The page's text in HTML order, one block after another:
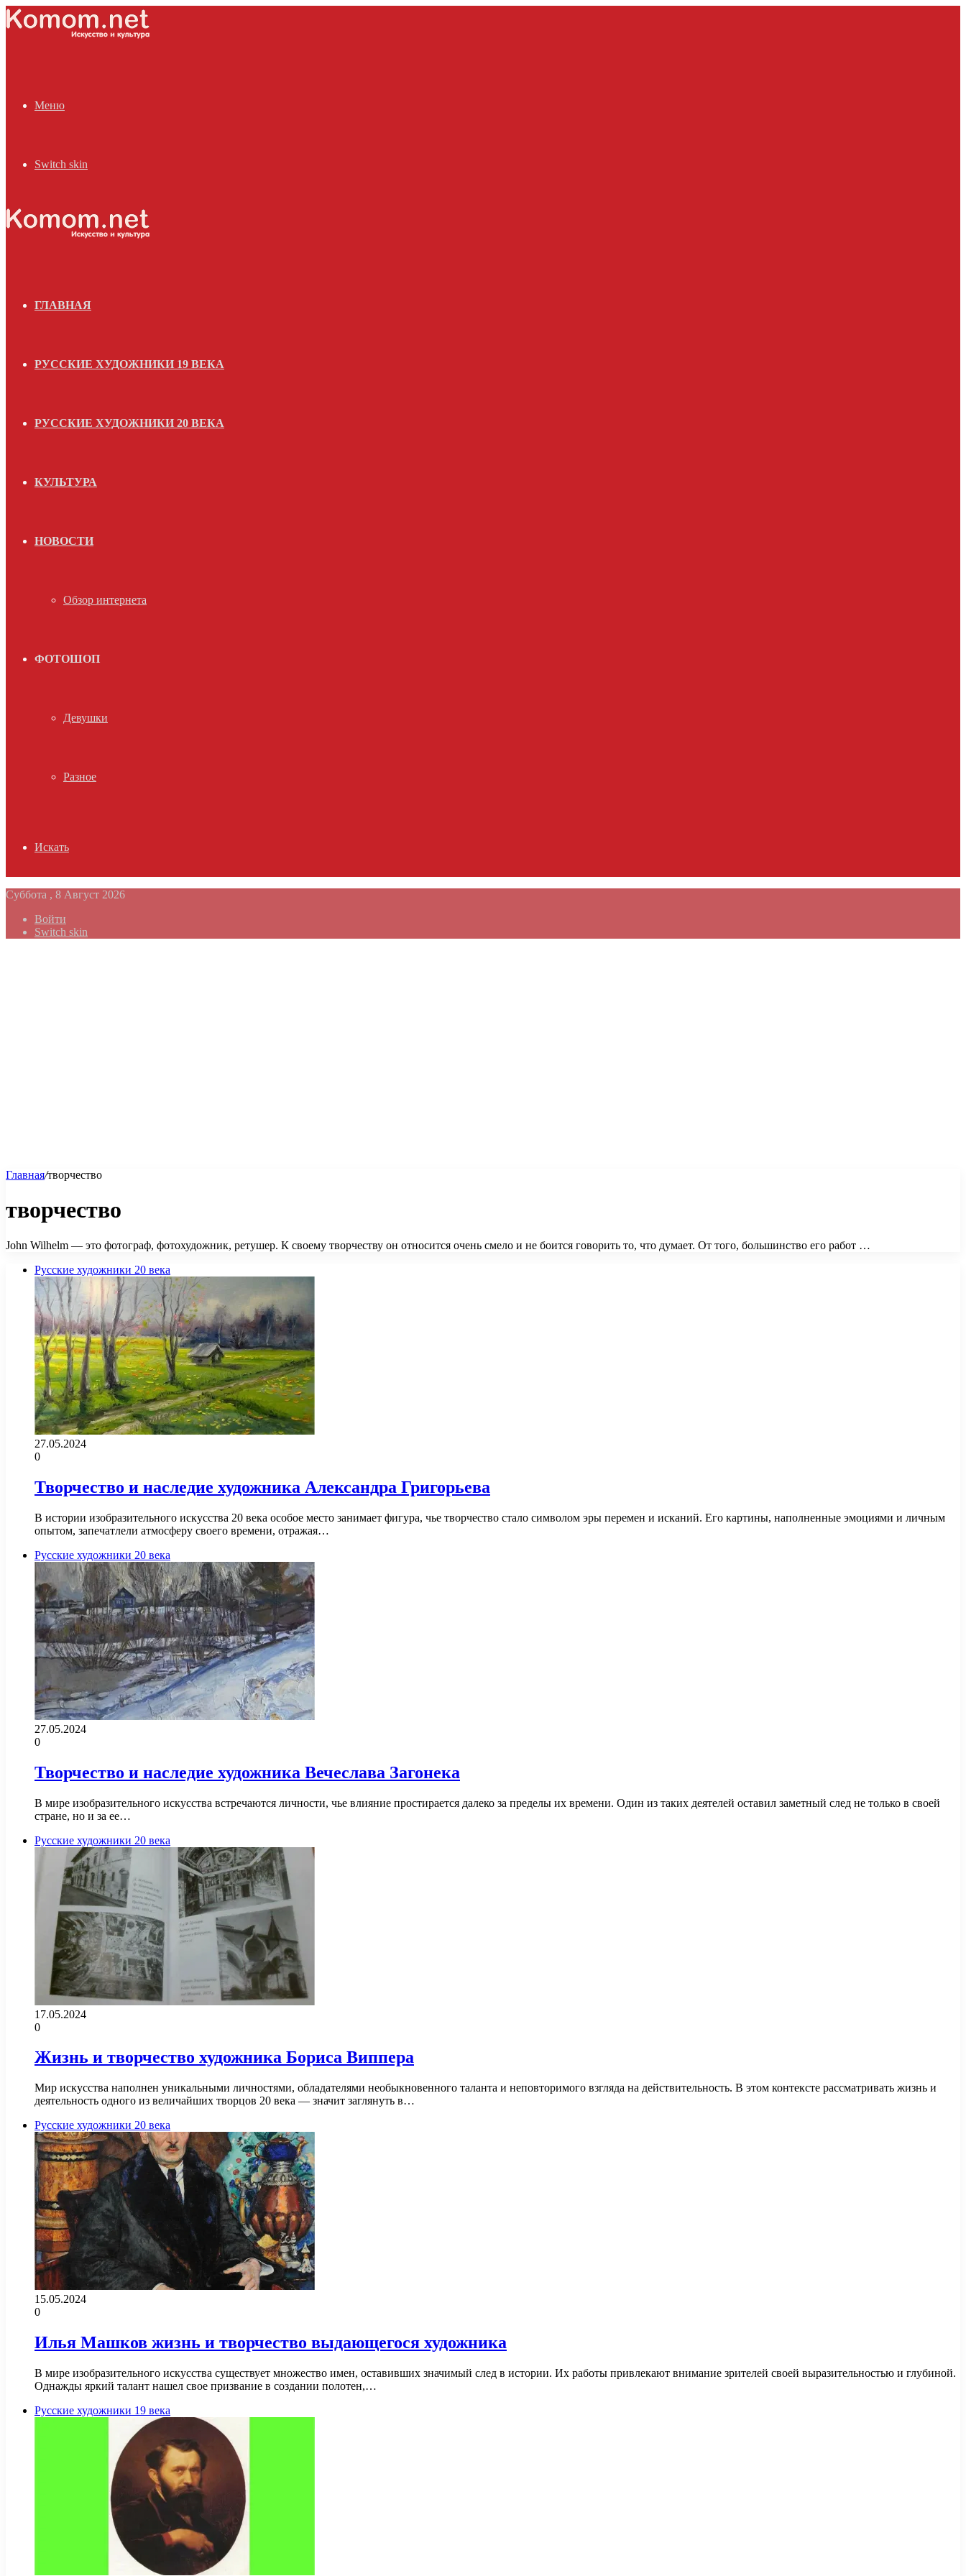
Меню
Switch skin
ГЛАВНАЯ
РУССКИЕ ХУДОЖНИКИ 19 ВЕКА
РУССКИЕ ХУДОЖНИКИ 20 ВЕКА
КУЛЬТУРА
НОВОСТИ
Обзор интернета
ФОТОШОП
Девушки
Разное
Искать
Суббота , 8 Август 2026
Войти
Switch skin
Главная/творчество
творчество
John Wilhelm — это фотограф, фотохудожник, ретушер. К своему творчеству он относится очень смело и не боится говорить то, что думает. От того, большинство его работ …
Русские художники 20 века
27.05.2024
0
Творчество и наследие художника Александра Григорьева
В истории изобразительного искусства 20 века особое место занимает фигура, чье творчество стало символом эры перемен и исканий. Его картины, наполненные эмоциями и личным
опытом, запечатлели атмосферу своего времени, отражая…
Русские художники 20 века
27.05.2024
0
Творчество и наследие художника Вечеслава Загонека
В мире изобразительного искусства встречаются личности, чье влияние простирается далеко за пределы их времени. Один из таких деятелей оставил заметный след не только в своей
стране, но и за ее…
Русские художники 20 века
17.05.2024
0
Жизнь и творчество художника Бориса Виппера
Мир искусства наполнен уникальными личностями, обладателями необыкновенного таланта и неповторимого взгляда на действительность. В этом контексте рассматривать жизнь и
деятельность одного из величайших творцов 20 века — значит заглянуть в…
Русские художники 20 века
15.05.2024
0
Илья Машков жизнь и творчество выдающегося художника
В мире изобразительного искусства существует множество имен, оставивших значимый след в истории. Их работы привлекают внимание зрителей своей выразительностью и глубиной.
Однажды яркий талант нашел свое призвание в создании полотен,…
Русские художники 19 века